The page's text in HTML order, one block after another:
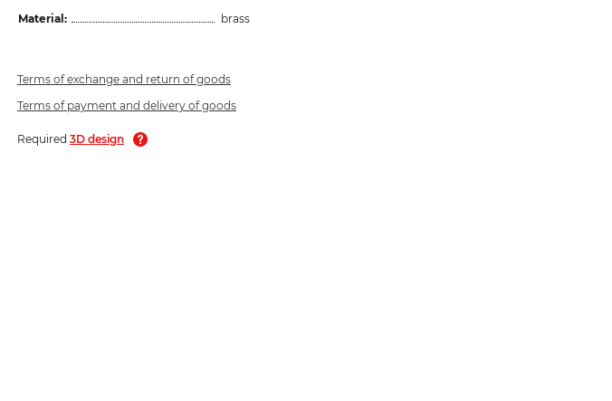
Material:
brass
Terms of exchange and return of goods
Terms of payment and delivery of goods
Required 3D design